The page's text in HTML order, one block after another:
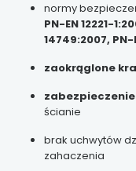
normy
PN-EN 12221-
14749:2007, PN-
zaokrąglone
ścianie
brak uchwytów
zahaczenia